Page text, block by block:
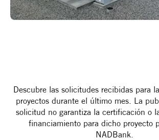
Descubre las solicitudes recibidas para
proyectos durante el último mes. La
solicitud no garantiza la certificación o
financiamiento para dicho proyecto
NADBank.